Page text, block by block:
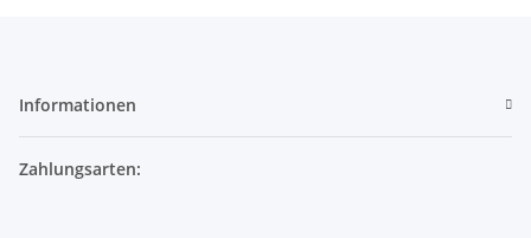
Informationen
Zahlungsarten: